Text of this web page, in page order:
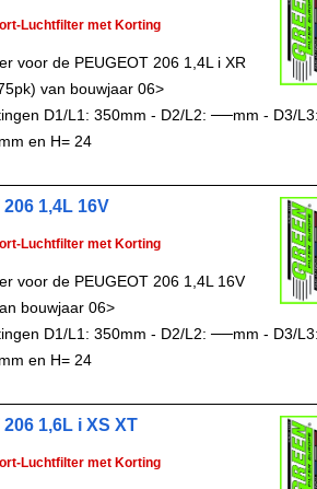
Luchtfilter met Korting
voor de PEUGEOT 206 1,4L i XR
van bouwjaar 06>
D1/L1: 350mm - D2/L2: ──mm - D3/
en H= 24
1,4L 16V
Luchtfilter met Korting
voor de PEUGEOT 206 1,4L 16V
bouwjaar 06>
D1/L1: 350mm - D2/L2: ──mm - D3/
en H= 24
1,6L i XS XT
Luchtfilter met Korting